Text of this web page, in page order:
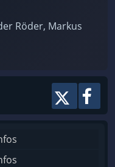
Röder, Markus